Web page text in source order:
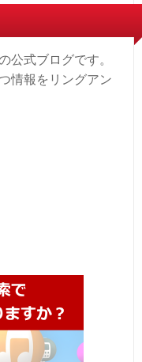
公式ブログです。
情報をリングアン